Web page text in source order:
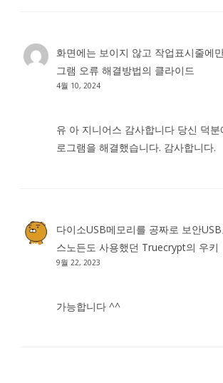
화면에는 보이지 않고 작업표시줄에
그램 오류 해결방법의 클라이드
4월 10, 2024
유 아 지니어스 감사합니다 당신 덕
로그램을 해결했습니다. 감사합니다.
다이소USB메모리를 공짜로 보안
스노든도 사용했던 Truecrypt의 우키
9월 22, 2023
가능합니다 ^^